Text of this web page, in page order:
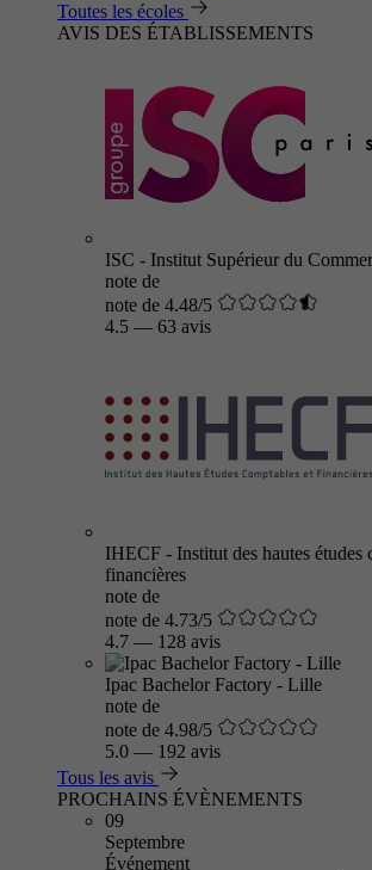
Toutes les écoles
AVIS DES ÉTABLISSEMENTS
ISC - Institut Supérieur du
note de
note de 4.48/5
4.5 — 63 avis
IHECF - Institut des hautes études
financières
note de
note de 4.73/5
4.7 — 128 avis
Ipac Bachelor Factory - Lille
note de
note de 4.98/5
5.0 — 192 avis
Tous les avis
PROCHAINS ÉVÈNEMENTS
09
Septembre
Événement